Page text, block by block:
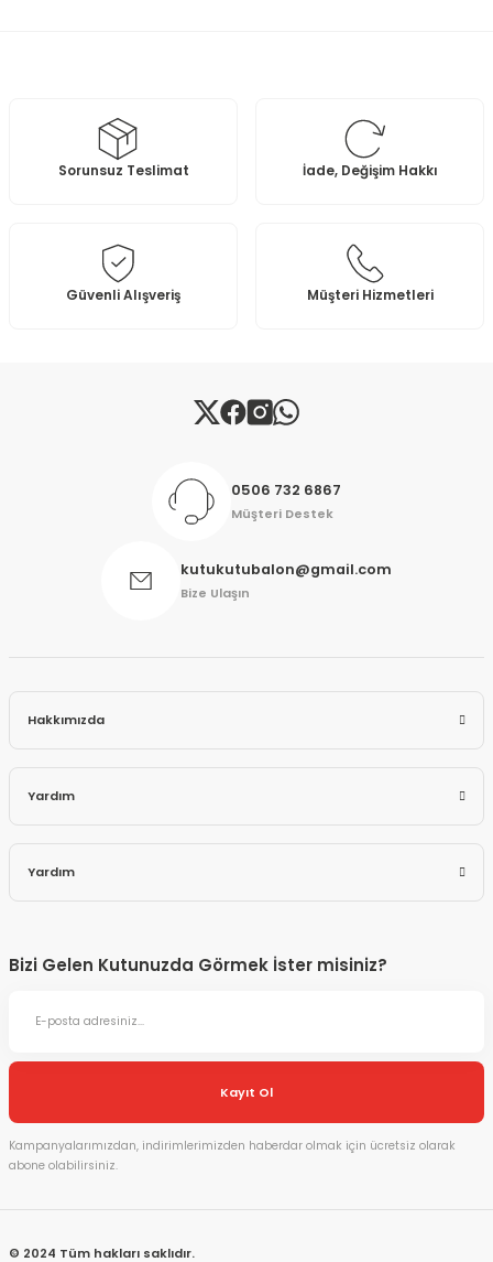
Ürün resmi kalitesiz, bozuk veya görüntülenemiyor.
Ürün açıklamasında eksik bilgiler bulunuyor.
Bu ürüne benzer farklı alternatifler olmalı.
Gönder
Sorunsuz Teslimat İade, Değişim Hakkı
Güvenli Alışveriş Müşteri Hizmetleri
0506 732 6867
Müşteri Destek
kutukutubalon@gmail.com
Bize Ulaşın
Hakkımızda
Yardım
Yardım
Bizi Gelen Kutunuzda Görmek İster misiniz?
Kayıt Ol
Kampanyalarımızdan, indirimlerimizden haberdar olmak için ücretsiz olarak
abone olabilirsiniz.
© 2024 Tüm hakları saklıdır.